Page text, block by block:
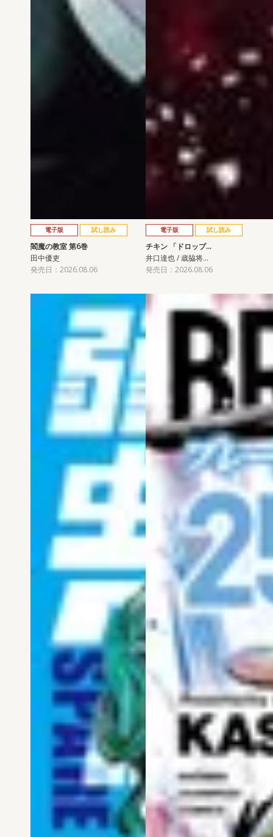
電子版 試し読み
閻魔の教室 第6巻
田中優吏
発売日：2026.08.06
電子版 試し読み
チキン 「ドロップ…
井口達也 / 歳脇将…
発売日：2026.08.06